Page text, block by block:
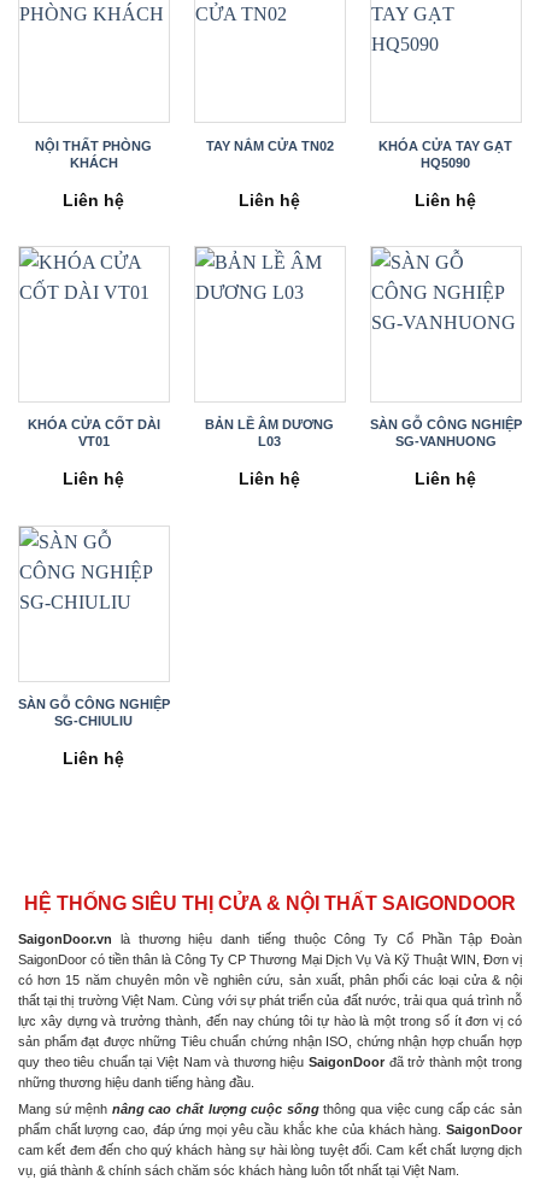
NỘI THẤT PHÒNG
KHÁCH
Liên hệ
TAY NẮM CỬA TN02
Liên hệ
KHÓA CỬA TAY GẠT
HQ5090
Liên hệ
KHÓA CỬA CỐT DÀI
VT01
Liên hệ
BẢN LỀ ÂM DƯƠNG
L03
Liên hệ
SÀN GỖ CÔNG NGHIỆP
SG-VANHUONG
Liên hệ
SÀN GỖ CÔNG NGHIỆP
SG-CHIULIU
Liên hệ
HỆ THỐNG SIÊU THỊ CỬA & NỘI THẤT SAIGONDOOR
SaigonDoor.vn là thương hiệu danh tiếng thuộc Công Ty Cổ Phần Tập Đoàn
SaigonDoor có tiền thân là Công Ty CP Thương Mại Dịch Vụ Và Kỹ Thuật WIN, Đơn vị
có hơn 15 năm chuyên môn về nghiên cứu, sản xuất, phân phối các loại cửa & nội
thất tại thị trường Việt Nam. Cùng với sự phát triển của đất nước, trải qua quá trình nỗ
lực xây dựng và trưởng thành, đến nay chúng tôi tự hào là một trong số ít đơn vị có
sản phẩm đạt được những Tiêu chuẩn chứng nhận ISO, chứng nhận hợp chuẩn hợp
quy theo tiêu chuẩn tại Việt Nam và thương hiệu SaigonDoor đã trở thành một trong
những thương hiệu danh tiếng hàng đầu.
Mang sứ mệnh nâng cao chất lượng cuộc sốngthông qua việc cung cấp các sản
phẩm chất lượng cao, đáp ứng mọi yêu cầu khắc khe của khách hàng. SaigonDoor
cam kết đem đến cho quý khách hàng sự hài lòng tuyệt đối. Cam kết chất lượng dịch
vụ, giá thành & chính sách chăm sóc khách hàng luôn tốt nhất tại Việt Nam.